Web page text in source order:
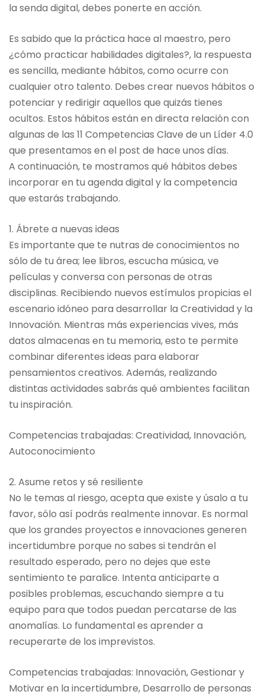
la senda digital, debes ponerte en acción.
Es sabido que la práctica hace al maestro, pero
¿cómo practicar habilidades digitales?, la respuesta
es sencilla, mediante hábitos, como ocurre con
cualquier otro talento. Debes crear nuevos hábitos o
potenciar y redirigir aquellos que quizás tienes
ocultos. Estos hábitos están en directa relación con
algunas de las 11 Competencias Clave de un Líder 4.0
que presentamos en el post de hace unos días.
A continuación, te mostramos qué hábitos debes
incorporar en tu agenda digital y la competencia
que estarás trabajando.
1. Ábrete a nuevas ideas
Es importante que te nutras de conocimientos no
sólo de tu área; lee libros, escucha música, ve
películas y conversa con personas de otras
disciplinas. Recibiendo nuevos estímulos propicias el
escenario idóneo para desarrollar la Creatividad y la
Innovación. Mientras más experiencias vives, más
datos almacenas en tu memoria, esto te permite
combinar diferentes ideas para elaborar
pensamientos creativos. Además, realizando
distintas actividades sabrás qué ambientes facilitan
tu inspiración.
Competencias trabajadas: Creatividad, Innovación,
Autoconocimiento
2. Asume retos y sé resiliente
No le temas al riesgo, acepta que existe y úsalo a tu
favor, sólo así podrás realmente innovar. Es normal
que los grandes proyectos e innovaciones generen
incertidumbre porque no sabes si tendrán el
resultado esperado, pero no dejes que este
sentimiento te paralice. Intenta anticiparte a
posibles problemas, escuchando siempre a tu
equipo para que todos puedan percatarse de las
anomalías. Lo fundamental es aprender a
recuperarte de los imprevistos.
Competencias trabajadas: Innovación, Gestionar y
Motivar en la incertidumbre, Desarrollo de personas